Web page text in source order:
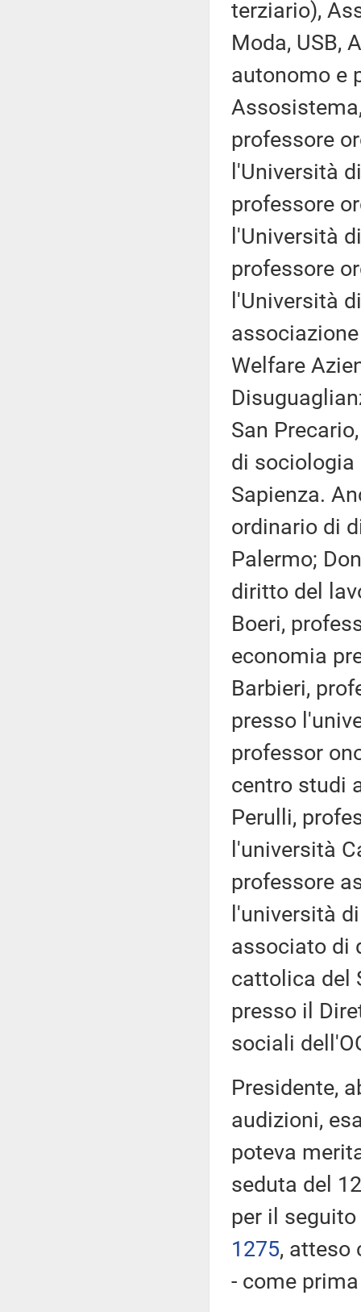
terziario),
Moda, USB,
autonomo e
professore
l'Università
professore
l'Università
professore
l'Università
Welfare
San
di sociologia
Sapienza.
ordinario di
Palermo;
diritto del
Boeri,
economia
Barbieri,
presso
professor
centro studi
Perulli,
l'università
professore
l'università
associato di
cattolica del
presso il
sociali
Presidente,
audizioni,
poteva
seduta del
per il
1275​, atteso
- come